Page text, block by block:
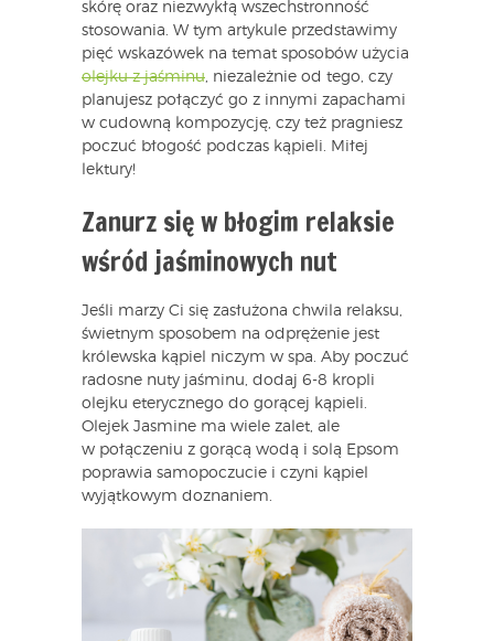
skórę oraz niezwykłą wszechstronność
stosowania. W tym artykule przedstawimy
pięć wskazówek na temat sposobów użycia
olejku z jaśminu , niezależnie od tego, czy
planujesz połączyć go z innymi zapachami
w cudowną kompozycję, czy też pragniesz
poczuć błogość podczas kąpieli. Miłej
lektury!
Zanurz się w błogim relaksie
wśród jaśminowych nut
Jeśli marzy Ci się zasłużona chwila relaksu,
świetnym sposobem na odprężenie jest
królewska kąpiel niczym w spa. Aby poczuć
radosne nuty jaśminu, dodaj 6-8 kropli
olejku eterycznego do gorącej kąpieli.
Olejek Jasmine ma wiele zalet, ale
w połączeniu z gorącą wodą i solą Epsom
poprawia samopoczucie i czyni kąpiel
wyjątkowym doznaniem.